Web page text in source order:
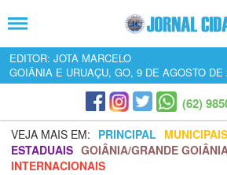
EDITOR: JOTA MARCELO
GOIÂNIA E URUAÇU, GO, 9 DE AGOSTO DE
(62)
VEJA MAIS EM: PRINCIPAL MUNICIPAIS
ESTADUAIS GOIÂNIA/GRANDE
INTERNACIONAIS